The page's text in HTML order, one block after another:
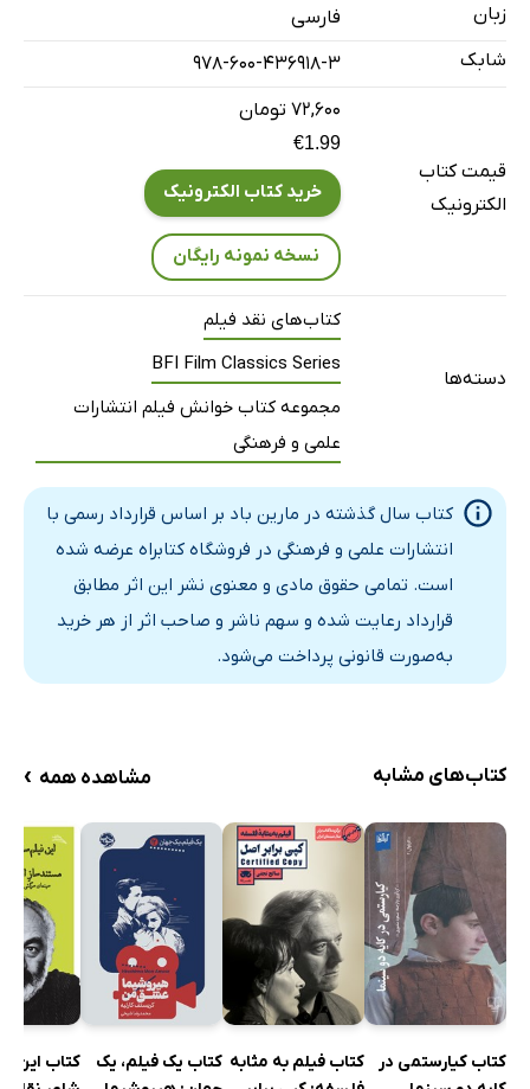
فصل چهارم: توصیفی از فیلم
همه‌ی داستان‌ها با هم
تئاتر: فیلمی در جست وجوی شخصیت‌هایش
مجسمه، میزان‌ابیم فیلم
فصل پنجم: دو سال گذشته در مارین‌باد
خاستگاه‌های اثر هنری
تجدید خاطرات
مدرنیته
گدار و رنه
یادداشت‌ها
عوامل فیلم
زبان
فارسی
شابک
978-600-436918-3
قیمت کتاب
الکترونیک
۷۲,۶۰۰ تومان
€1.99
خرید کتاب الکترونیک
نسخه نمونه رایگان
دسته‌ها
کتاب‌های نقد فیلم
BFI Film Classics Series
مجموعه کتاب خوانش فیلم انتشارات
علمی و فرهنگی
کتاب سال گذشته در مارین باد بر اساس قرارداد رسمی با
انتشارات علمی و فرهنگی در فروشگاه کتابراه عرضه شده
است. تمامی حقوق مادی و معنوی نشر این اثر مطابق
قرارداد رعایت شده و سهم ناشر و صاحب اثر از هر خرید
به‌صورت قانونی پرداخت می‌شود.
کتاب‌های مشابه مشاهده همه ›
کتاب کیارستمی در
کتاب فیلم به مثابه کتاب یک فیلم، یک
کتاب این